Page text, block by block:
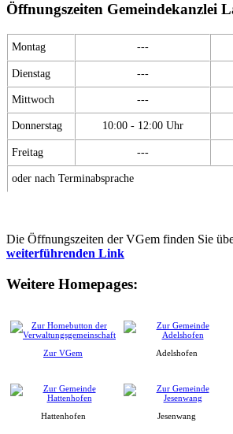
Öffnungszeiten Gemeindekanzlei
Montag ---
Dienstag ---
Mittwoch ---
Donnerstag 10:00 - 12:00 Uhr
Freitag ---
oder nach Terminabsprache
Die Öffnungszeiten der VGem finden Sie
weiterführenden Link
Weitere Homepages:
Zur VGem Adelshofen
Hattenhofen Jesenwang